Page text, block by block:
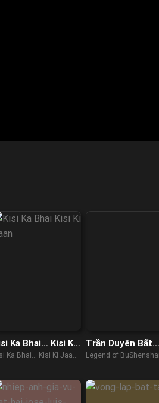
Ka Bhai… Kisi Ki
Ka Bhai... Kisi Ki Jaan
Trần Duyên Bất
Thần Sơn
Legend of